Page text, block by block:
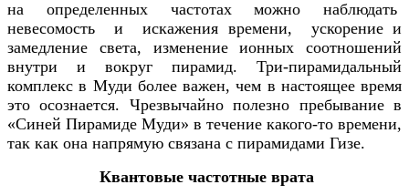
на определенных частотах можно наблюдать
невесомость и искажения времени, ускорение и
замедление света, изменение ионных соотношений
внутри и вокруг пирамид. Три-пирамидальный
комплекс в Муди более важен, чем в настоящее время
это осознается. Чрезвычайно полезно пребывание в
«Синей Пирамиде Муди» в течение какого-то времени,
так как она напрямую связана с пирамидами Гизе.
Квантовые частотные врата